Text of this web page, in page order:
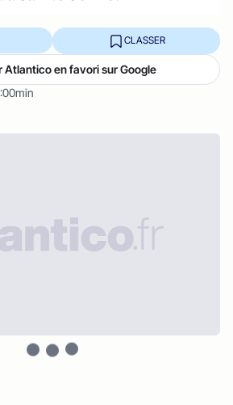
CLASSER
Atlantico en favori sur Google